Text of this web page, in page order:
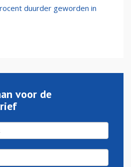
duurder geworden in
voor de